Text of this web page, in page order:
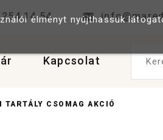
14 54
Kapcsolat
CSOMAG AKCIÓ
élményt nyújthassuk